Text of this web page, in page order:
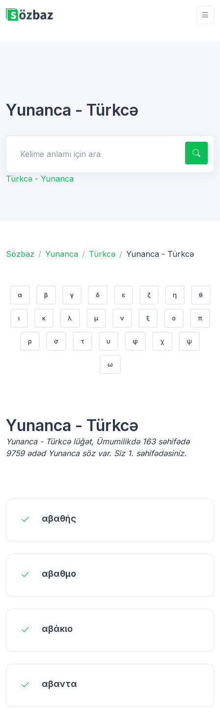
Yunanca - Türkcə
Türkcə - Yunanca
Sözbaz Yunanca Türkcə Yunanca - Türkcə
α β γ δ ε ζ η θ
ι κ λ μ ν ξ ο π
ρ σ τ υ φ χ ψ
ω
Yunanca - Türkcə
Yunanca - Türkcə lüğət, Ümumilikdə 163 səhifədə
9759 ədəd Yunanca söz var. Siz 1. səhifədəsiniz.
αβαθής
αβαθμο
αβάκιο
αβαντα